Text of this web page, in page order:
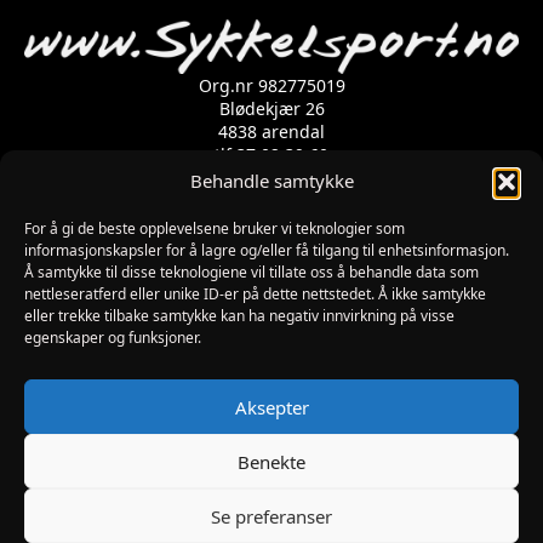
Behandle samtykke
For å gi de beste opplevelsene bruker vi teknologier som
informasjonskapsler for å lagre og/eller få tilgang til enhetsinformasjon.
Å samtykke til disse teknologiene vil tillate oss å behandle data som
nettleseratferd eller unike ID-er på dette nettstedet. Å ikke samtykke
eller trekke tilbake samtykke kan ha negativ innvirkning på visse
egenskaper og funksjoner.
Aksepter
Benekte
Se preferanser
på
produktsiden
Org.nr 982775019
Blødekjær 26
4838 arendal
tlf 37 02 39 60
Kontaktskjema
Åpningstider
MANDAG-FREDAG: 09:00-17:00
LØRDAG: 10:00-15:00
SØNDAG: STENGT
PÅSKEAFTEN OG PINSEAFTEN : 10:00-13:00
Informasjon
MIN SIDE
KJØPSBETINGELSER
Utviklet av Digipos AS – Arendal Copyright 2026